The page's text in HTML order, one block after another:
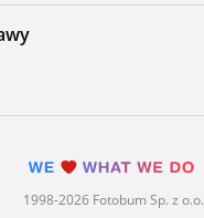
1998-2026 Fotobum Sp. z o.o.